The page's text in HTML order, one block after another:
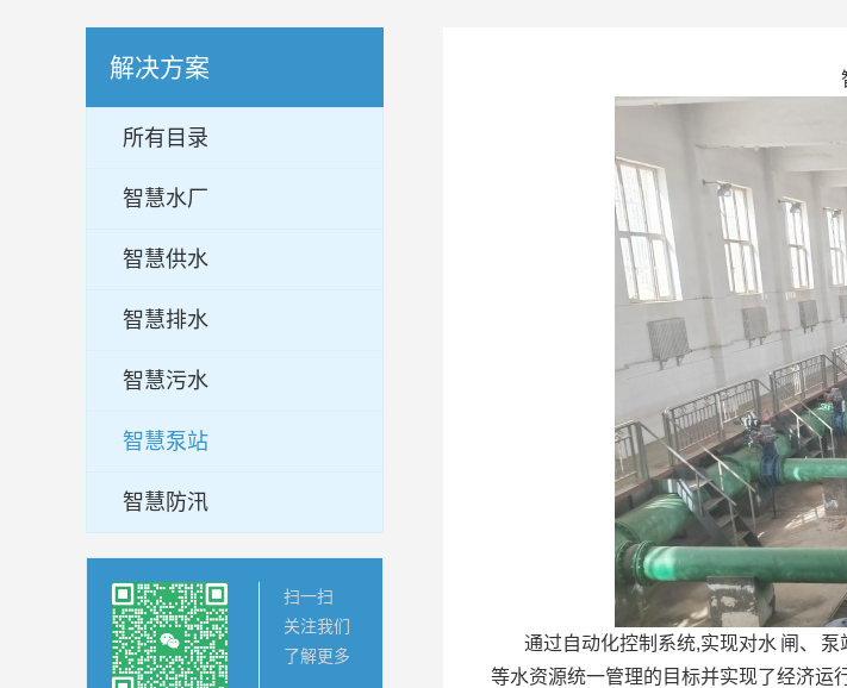
解决方案
所有目录
智慧水厂
智慧供水
智慧排水
智慧污水
智慧泵站
智慧防汛
扫一扫
关注我们
了解更多
通过自动化控制系统,实现对水 闸、 泵
等水资源统一管理的目标并实现了经济运